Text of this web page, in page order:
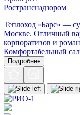
Ространснадзором
Теплоход «Барс» —
Москве. Отличный
корпоративов и
Комфортабельный
Подробнее